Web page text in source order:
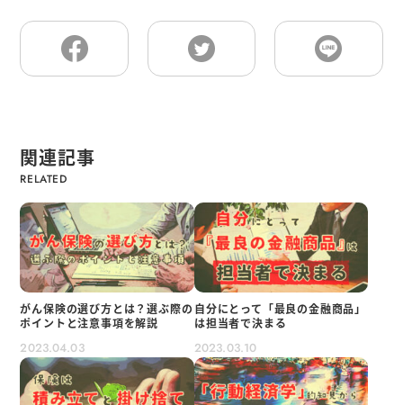
関連記事
がん保険の選び方とは？選ぶ際の
ポイントと注意事項を解説
2023.04.03
自分にとって「最良の金融商品」
は担当者で決まる
2023.03.10